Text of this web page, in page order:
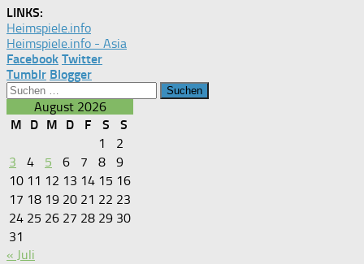
LINKS:
Heimspiele.info
Heimspiele.info - Asia
Facebook Twitter
Tumblr Blogger
Suchen
nach:August 2026
M
D M D F S
S
1
2
3
4 5 6 7 8
9
10 11 12 13 14 15 16
17 18 19 20 21 22 23
24 25 26 27 28 29 30
31
« Juli